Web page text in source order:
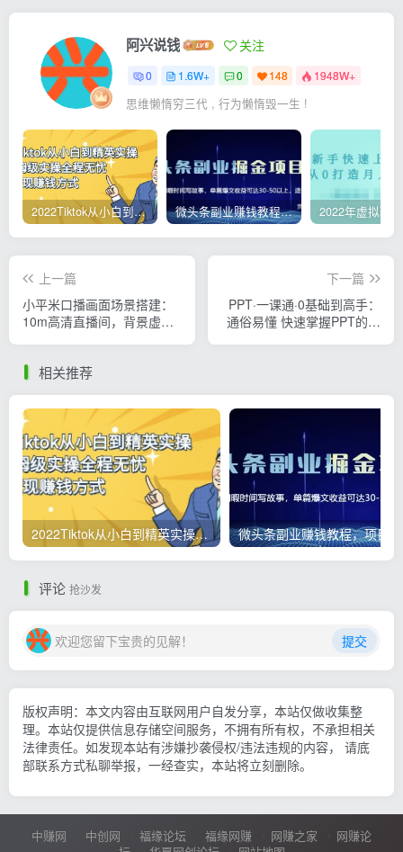
阿兴说钱 关注
0 1.6W+ 0 148 1948W+
思维懒惰穷三代 , 行为懒惰毁一生 !
2022Tiktok从小白到精英实操，0-1保姆级实操全程无忧，多种变现赚钱方式 微头条副业赚钱教程，项目单号单天做到50-100+收益
上一篇
小平米口播画面场景搭建：
10m高清直播间，背景虚化
下一篇
PPT·一课通·0基础到高手：
通俗易懂 快速掌握PPT的各
相关推荐
2022Tiktok从小白到精英实操，0-1保姆级实操全程无忧，多种变现赚钱方式
评论 抢沙发
欢迎您留下宝贵的见解！ 提交
版权声明：本文内容由互联网用户自发分享，本站仅做收集整
理。本站仅提供信息存储空间服务，不拥有所有权，不承担相关
法律责任。如发现本站有涉嫌抄袭侵权/违法违规的内容， 请底
部联系方式私聊举报，一经查实，本站将立刻删除。
中赚网 中创网 福缘论坛 福缘网赚 网赚之家
网赚论